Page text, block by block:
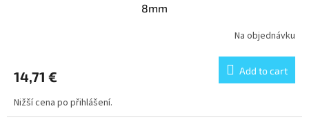
8mm
Na objednávku
14,71 € Add to cart
Nižší cena po přihlášení.